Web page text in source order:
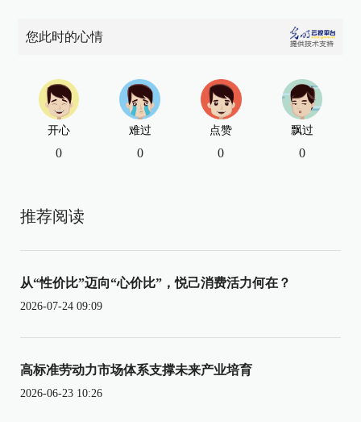
您此时的心情
开心
0
难过
0
点赞
0
飘过
0
推荐阅读
从“性价比”迈向“心价比”，悦己消费活力何在？
2026-07-24 09:09
高标准劳动力市场体系支撑未来产业培育
2026-06-23 10:26